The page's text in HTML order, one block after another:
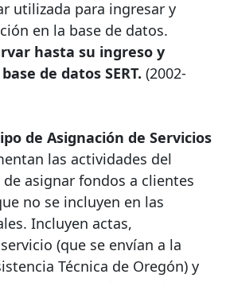
utilizada para ingresar y
en la base de datos.
hasta su ingreso y
de datos SERT. (2002-
de Asignación de Servicios
las actividades del
asignar fondos a clientes
no se incluyen en las
Incluyen actas,
(que se envían a la
Técnica de Oregón) y